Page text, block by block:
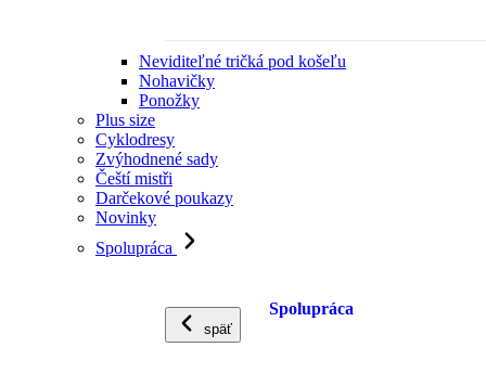
Neviditeľné tričká pod košeľu
Nohavičky
Ponožky
Plus size
Cyklodresy
Zvýhodnené sady
Čeští mistři
Darčekové poukazy
Novinky
Spolupráca
späť
Spolupráca